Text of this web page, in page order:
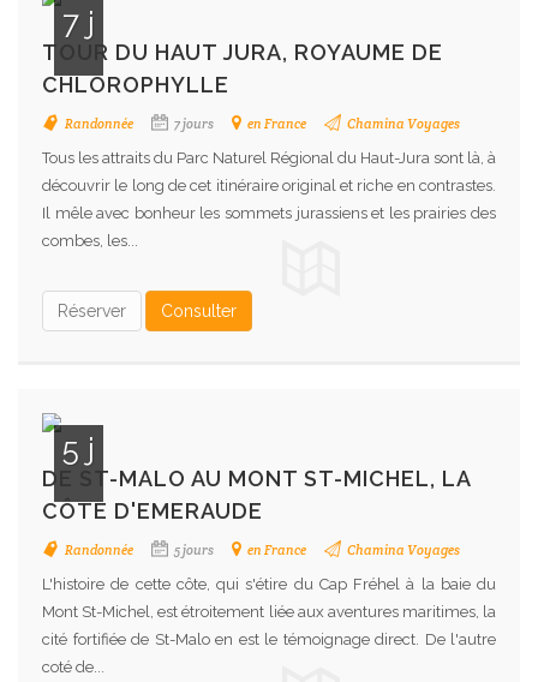
7 j
TOUR DU HAUT JURA, ROYAUME DE
CHLOROPHYLLE
Randonnée 7 jours en France Chamina Voyages
Tous les attraits du Parc Naturel Régional du Haut-Jura sont là, à
découvrir le long de cet itinéraire original et riche en contrastes.
Il mêle avec bonheur les sommets jurassiens et les prairies des
combes, les...
Réserver Consulter
5 j
DE ST-MALO AU MONT ST-MICHEL, LA
CÔTE D'EMERAUDE
Randonnée 5 jours en France Chamina Voyages
L'histoire de cette côte, qui s'étire du Cap Fréhel à la baie du
Mont St-Michel, est étroitement liée aux aventures maritimes, la
cité fortifiée de St-Malo en est le témoignage direct. De l'autre
coté de...